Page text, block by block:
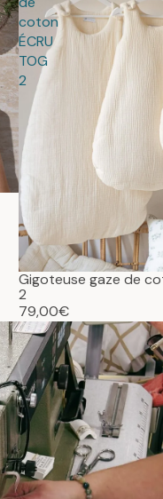
coton
ÉCRU
TOG
2
Gigoteuse gaze de
2
79,00€